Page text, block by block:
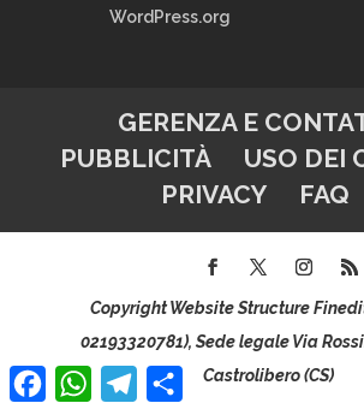
WordPress.org
GERENZA E
PUBBLICITÀ
USO DEI
PRIVACY
FAQ
Copyright Website Structure Finedit
02193320781), Sede legale Via
Castrolibero (CS)
Facebook
WhatsAppTelegram
Condividi